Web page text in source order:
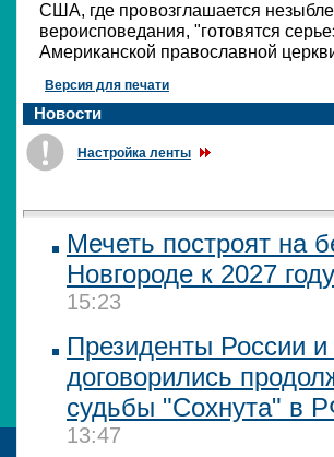
США, где провозглашается
вероисповедания, "готовятся
Американской православной
Версия для печати
Новости
Настройка ленты
Мечеть построят на
Новгороде к 2027 году
15:23
Президенты России
договорились
судьбы "Сохнута" в
13:47